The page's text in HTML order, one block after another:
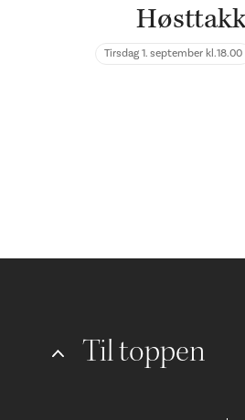
Tirsdag 1. september kl.18.00
Til toppen